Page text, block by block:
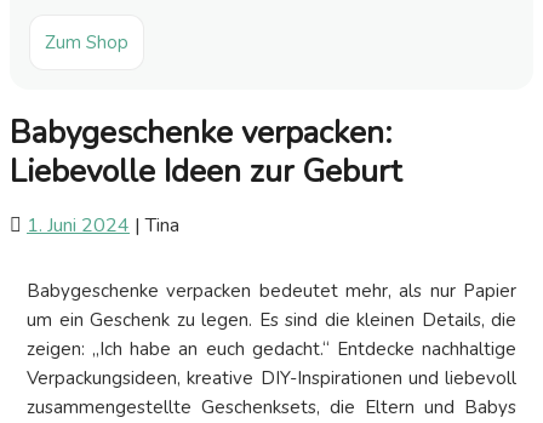
Zum Shop
Babygeschenke verpacken:
Liebevolle Ideen zur Geburt
1. Juni 2024 |Tina
Babygeschenke verpacken bedeutet mehr, als nur Papier
um ein Geschenk zu legen. Es sind die kleinen Details, die
zeigen: „Ich habe an euch gedacht.“ Entdecke nachhaltige
Verpackungsideen, kreative DIY-Inspirationen und liebevoll
zusammengestellte Geschenksets, die Eltern und Babys